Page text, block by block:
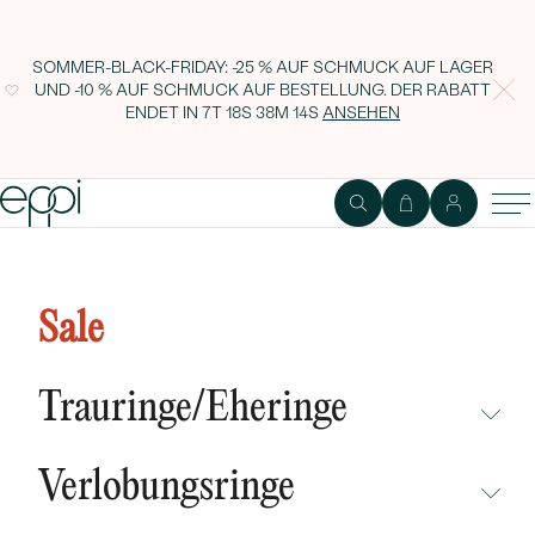
SOMMER-BLACK-FRIDAY: -25 % AUF SCHMUCK AUF LAGER
UND -10 % AUF SCHMUCK AUF BESTELLUNG. DER RABATT
ENDET IN 7T 18S 38M 13SANSEHEN
Sale
Trauringe/Eheringe
NEUHEITEN
Verlobungsringe
und Pfeffer Diamant Sanne